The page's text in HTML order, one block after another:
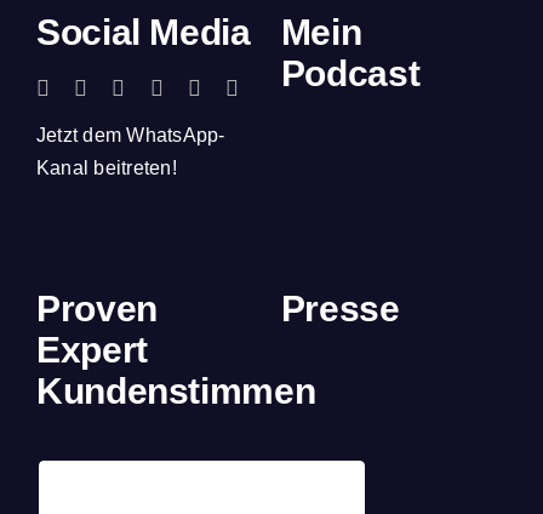
Social Media
Jetzt dem WhatsApp-
Kanal beitreten!
Mein
Podcast
Proven
Expert
Kundenstimmen
Presse